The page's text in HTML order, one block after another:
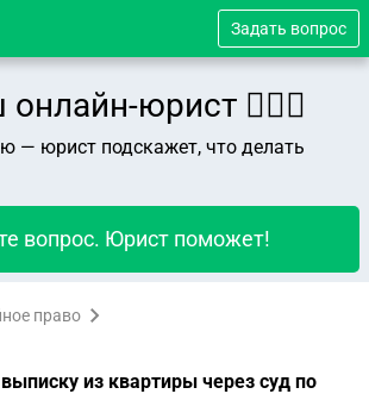
Задать вопрос
юрист 👨🏻‍⚖️
— юрист подскажет, что делать
вопрос. Юрист поможет!
право
из квартиры через суд по